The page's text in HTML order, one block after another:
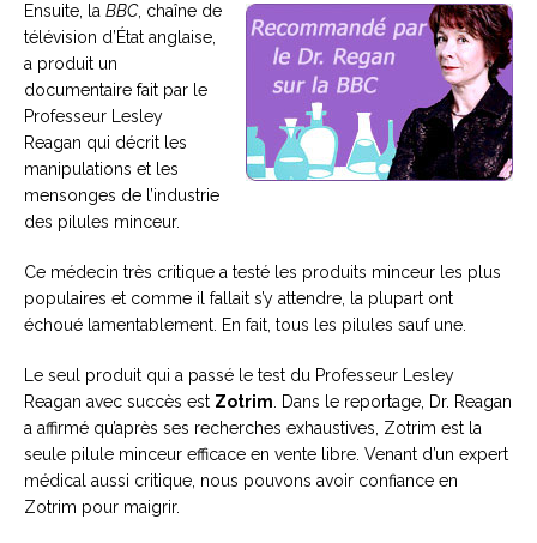
Ensuite, la BBC, chaîne de
télévision d’État anglaise,
a produit un
documentaire fait par le
Professeur Lesley
Reagan qui décrit les
manipulations et les
mensonges de l’industrie
des pilules minceur.
Ce médecin très critique a testé les produits minceur les plus
populaires et comme il fallait s’y attendre, la plupart ont
échoué lamentablement. En fait, tous les pilules sauf une.
Le seul produit qui a passé le test du Professeur Lesley
Reagan avec succès est Zotrim . Dans le reportage, Dr. Reagan
a affirmé qu’après ses recherches exhaustives, Zotrim est la
seule pilule minceur efficace en vente libre. Venant d’un expert
médical aussi critique, nous pouvons avoir confiance en
Zotrim pour maigrir.